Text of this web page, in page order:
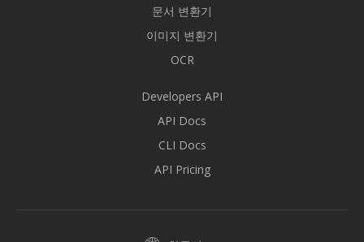
문서 변환기
이미지 변환기
OCR
Developers API
API Docs
CLI Docs
API Pricing